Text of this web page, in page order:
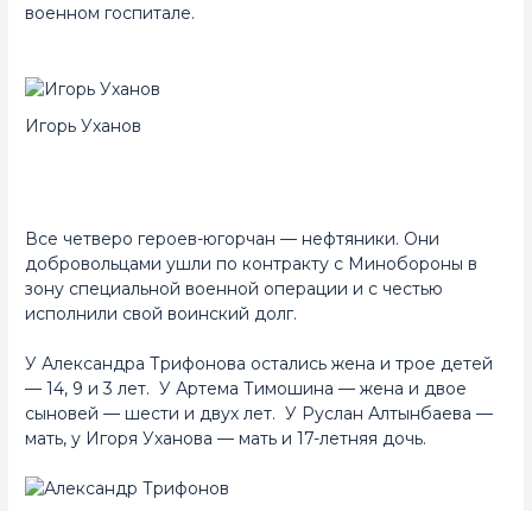
военном госпитале.
Игорь Уханов
Все четверо героев-югорчан — нефтяники. Они
добровольцами ушли по контракту с Минобороны в
зону специальной военной операции и с честью
исполнили свой воинский долг.
У Александра Трифонова остались жена и трое детей
— 14, 9 и 3 лет. У Артема Тимошина — жена и двое
сыновей — шести и двух лет. У Руслан Алтынбаева —
мать, у Игоря Уханова — мать и 17-летняя дочь.